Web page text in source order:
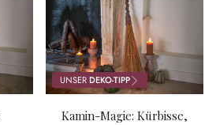
UNSERDEKO-TIPP
Kamin-Magie: Kürbisse,